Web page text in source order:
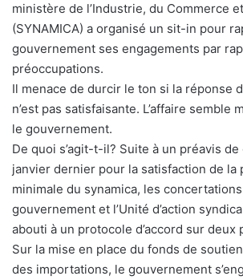
ministère de l’Industrie, du Commerce
(SYNAMICA) a organisé un sit-in pour
gouvernement ses engagements par
préoccupations.
Il menace de durcir le ton si la réponse
n’est pas satisfaisante. L’affaire semble
le gouvernement.
De quoi s’agit-t-il? Suite à un préavis
janvier dernier pour la satisfaction de la
minimale du synamica, les
gouvernement et l’Unité d’action
abouti à un protocole d’accord sur deux
Sur la mise en place du fonds de
des importations, le gouvernement